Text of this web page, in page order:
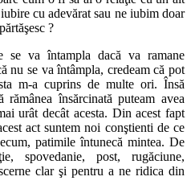
cu adevărat sau ne iubim doar
?
se va întampla dacă va ramane
nu se va întâmpla, credeam că pot
m-a cuprins de multe ori. Însă
însărcinată puteam avea
urât decât acesta. Din acest fapt
act suntem noi conştienti de ce
patimile întunecă mintea. De
spovedanie, post, rugăciune,
clar şi pentru a ne ridica din